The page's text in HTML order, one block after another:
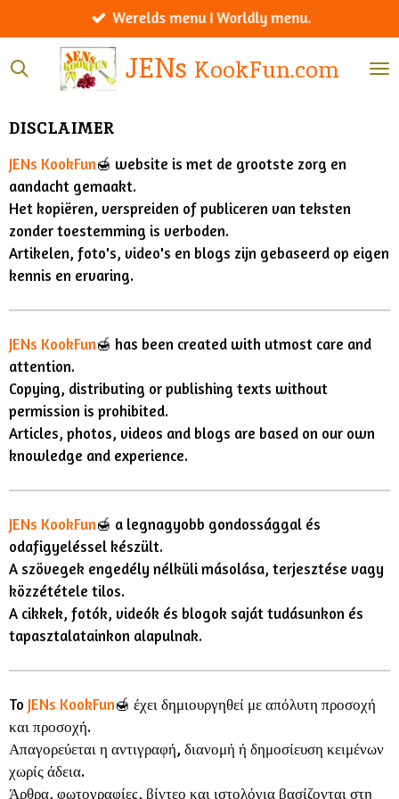
direct
naar
JENsKookFun.com
Werelds menu I Worldly menu.
DISCLAIMER
JENs KookFun🍯 website is met de grootste zorg en
aandacht gemaakt.
Het kopiëren, verspreiden of publiceren van teksten
zonder toestemming is verboden.
Artikelen, foto's, video's en blogs zijn gebaseerd op eigen
kennis en ervaring.
JENs KookFun🍯 has been created with utmost care and
attention.
Copying, distributing or publishing texts without
permission is prohibited.
Articles, photos, videos and blogs are based on our own
knowledge and experience.
JENs KookFun🍯 a legnagyobb gondossággal és
odafigyeléssel készült.
A szövegek engedély nélküli másolása, terjesztése vagy
közzététele tilos.
A cikkek, fotók, videók és blogok saját tudásunkon és
tapasztalatainkon alapulnak.
To JENs KookFun🍯 έχει δημιουργηθεί με απόλυτη προσοχή
και προσοχή.
Απαγορεύεται η αντιγραφή, διανομή ή δημοσίευση κειμένων
χωρίς άδεια.
Άρθρα, φωτογραφίες, βίντεο και ιστολόγια βασίζονται στη